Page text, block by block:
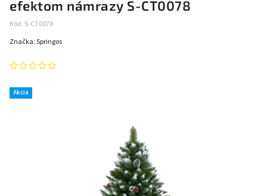
efektom námrazy S-CT0078
Kód: S-CT0078
Akcia
Značka:Springos